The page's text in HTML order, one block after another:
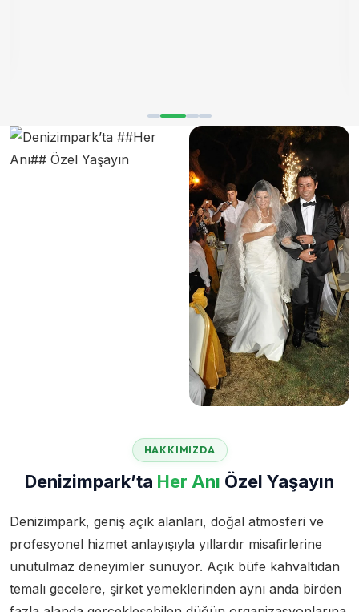
HAKKIMIZDA
Denizimpark’ta Her Anı Özel Yaşayın
Denizimpark, geniş açık alanları, doğal atmosferi ve
profesyonel hizmet anlayışıyla yıllardır misafirlerine
unutulmaz deneyimler sunuyor. Açık büfe kahvaltıdan
temalı gecelere, şirket yemeklerinden aynı anda birden